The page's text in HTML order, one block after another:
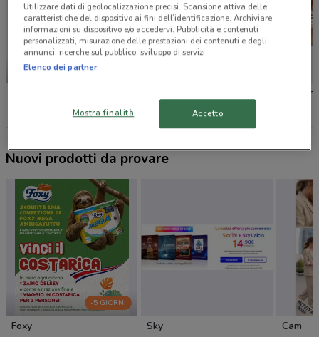
-5 GIORNI
Wycon
Nuovi prodotti da provare
-5 GIORNI
Foxy Sky Cam
Utilizzare dati di geolocalizzazione precisi. Scansione attiva delle
caratteristiche del dispositivo ai fini dell’identificazione. Archiviare
informazioni su dispositivo e/o accedervi. Pubblicità e contenuti
personalizzati, misurazione delle prestazioni dei contenuti e degli
annunci, ricerche sul pubblico, sviluppo di servizi.
Elenco dei partner
Mostra finalità Accetto